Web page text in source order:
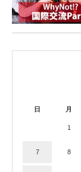
日 月
1
7 8